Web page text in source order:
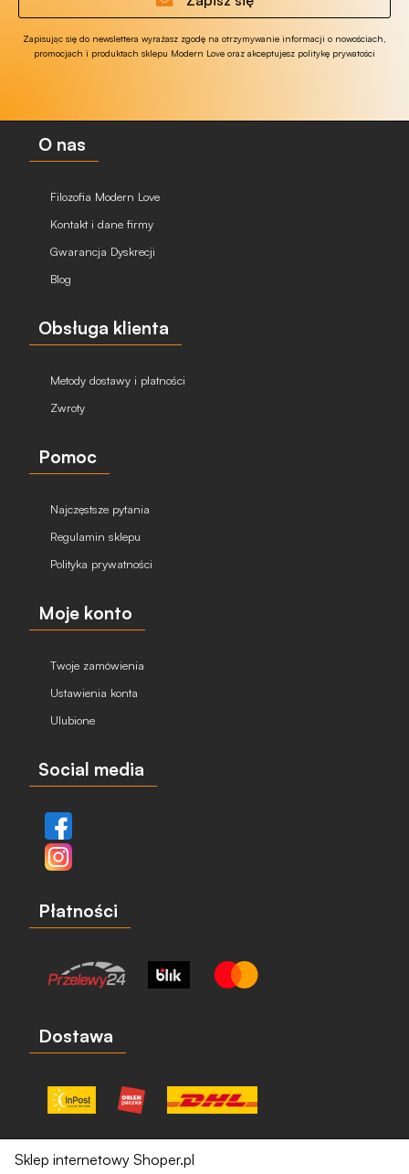
Zapisując się do newslettera wyrażasz zgodę na otrzymywanie informacji o nowościach,
promocjach i produktach sklepu Modern Love oraz akceptujesz politykę prywatości
O nas
Filozofia Modern Love
Kontakt i dane firmy
Gwarancja Dyskrecji
Blog
Obsługa klienta
Metody dostawy i płatności
Zwroty
Pomoc
Najczęstsze pytania
Regulamin sklepu
Polityka prywatności
Moje konto
Twoje zamówienia
Ustawienia konta
Ulubione
Social media
Płatności
Dostawa
Sklep internetowy Shoper.pl